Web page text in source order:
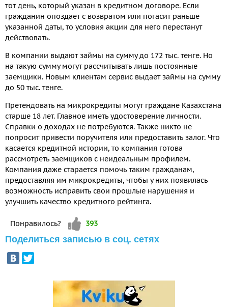
тот день, который указан в кредитном договоре. Если
гражданин опоздает с возвратом или погасит раньше
указанной даты, то условия акции для него перестанут
действовать.
В компании выдают займы на сумму до 172 тыс. тенге. Но
на такую сумму могут рассчитывать лишь постоянные
заемщики. Новым клиентам сервис выдает займы на сумму
до 50 тыс. тенге.
Претендовать на микрокредиты могут граждане Казахстана
старше 18 лет. Главное иметь удостоверение личности.
Справки о доходах не потребуются. Также никто не
попросит привести поручителя или предоставить залог. Что
касается кредитной истории, то компания готова
рассмотреть заемщиков с неидеальным профилем.
Компания даже старается помочь таким гражданам,
предоставляя им микрокредиты, чтобы у них появилась
возможность исправить свои прошлые нарушения и
улучшить качество кредитного рейтинга.
Понравилось? Vote up!
393
Поделиться записью в соц. сетях